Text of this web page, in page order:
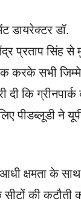
डायरेक्टर डॉ.
प्रताप सिंह
सभी
दी कि
पीडब्लूडी ने
क्षमता के
की कटौती